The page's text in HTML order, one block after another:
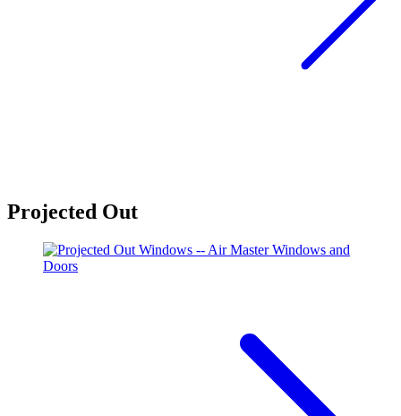
Projected Out